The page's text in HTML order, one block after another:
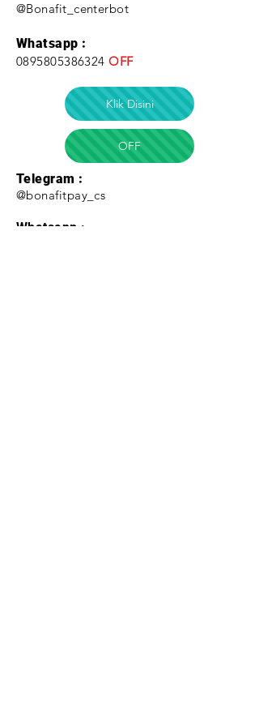
@Bonafit_centerbot
Whatsapp :
0895805386324 OFF
Klik Disini
OFF
Telegram :
@bonafitpay_cs
Whatsapp :